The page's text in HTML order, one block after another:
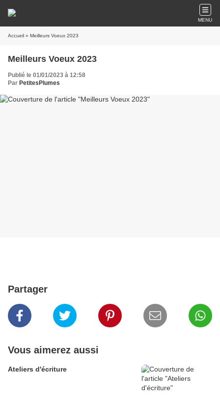
MENU
Accueil » Meilleurs Voeux 2023
Meilleurs Voeux 2023
Publié le 01/01/2023 à 12:58
Par PetitesPlumes
Partager
Vous aimerez aussi
Ateliers d'écriture